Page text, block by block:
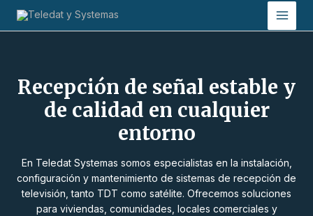
Main
Recepción de señal estable y
de calidad en cualquier
entorno
En Teledat Systemas somos especialistas en la instalación,
configuración y mantenimiento de sistemas de recepción de
televisión, tanto TDT como satélite. Ofrecemos soluciones
para viviendas, comunidades, locales comerciales y